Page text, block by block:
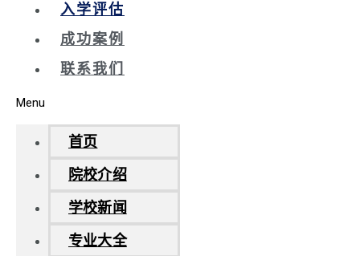
入学评估
成功案例
联系我们
Menu
首页
院校介绍
学校新闻
专业大全